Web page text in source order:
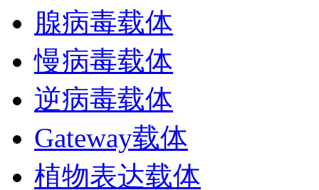
腺病毒载体
慢病毒载体
逆病毒载体
Gateway载体
植物表达载体